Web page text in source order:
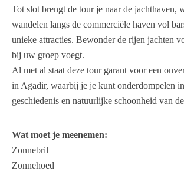
Tot slot brengt de tour je naar de jachthaven,
wandelen langs de commerciële haven vol
unieke attracties. Bewonder de rijen jachten
bij uw groep voegt.
Al met al staat deze tour garant voor een
in Agadir, waarbij je je kunt onderdompelen
geschiedenis en natuurlijke schoonheid van
Wat moet je meenemen:
Zonnebril
Zonnehoed